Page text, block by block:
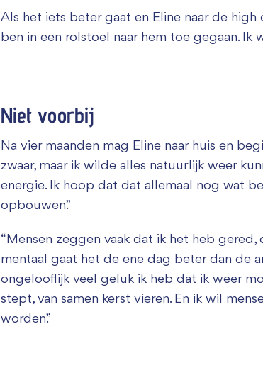
Als het iets beter gaat en Eline naar de
ben in een rolstoel naar hem toe gegaan. Ik
Niet voorbij
Na vier maanden mag Eline naar huis en
zwaar, maar ik wilde alles natuurlijk weer
energie. Ik hoop dat dat allemaal nog wat
opbouwen.”
“Mensen zeggen vaak dat ik het heb
mentaal gaat het de ene dag beter dan de
ongelooflijk veel geluk ik heb dat ik weer
stept, van samen kerst vieren. En ik wil
worden.”